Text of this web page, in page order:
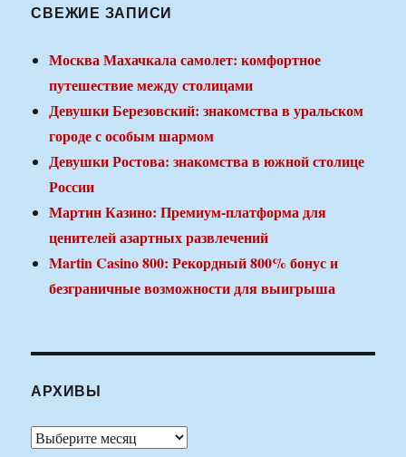
СВЕЖИЕ ЗАПИСИ
Москва Махачкала самолет: комфортное
путешествие между столицами
Девушки Березовский: знакомства в уральском
городе с особым шармом
Девушки Ростова: знакомства в южной столице
России
Мартин Казино: Премиум-платформа для
ценителей азартных развлечений
Martin Casino 800: Рекордный 800% бонус и
безграничные возможности для выигрыша
АРХИВЫ
Архивы